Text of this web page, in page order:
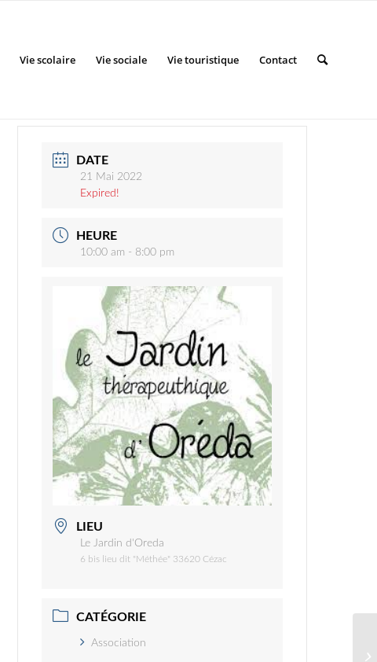
Vie scolaire Vie sociale Vie touristique Contact
DATE
21 Mai 2022
Expired!
HEURE
10:00 am - 8:00 pm
LIEU
Le Jardin d'Oreda
6 bis lieu dit "Méthée" 33620 Cézac
CATÉGORIE
Association